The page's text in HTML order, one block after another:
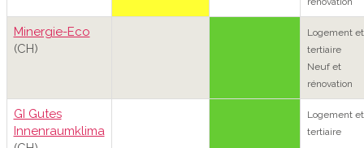
Minergie-Eco
(CH)
Logement et
tertiaire
Neuf et
rénovation
GI Gutes
Innenraumklima
Logement et
tertiaire